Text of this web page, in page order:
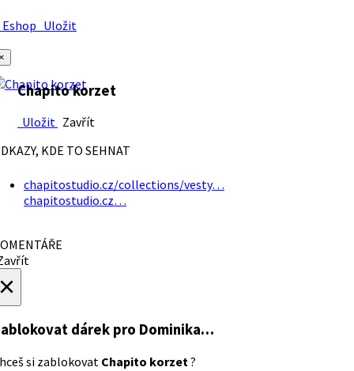
Uložit
Chapito korzet
Uložit Zavřít
KDE TO SEHNAT
chapitostudio.cz/collections/vesty…
chapitostudio.cz…
dárek pro Dominika…
si zablokovat Chapito korzet?